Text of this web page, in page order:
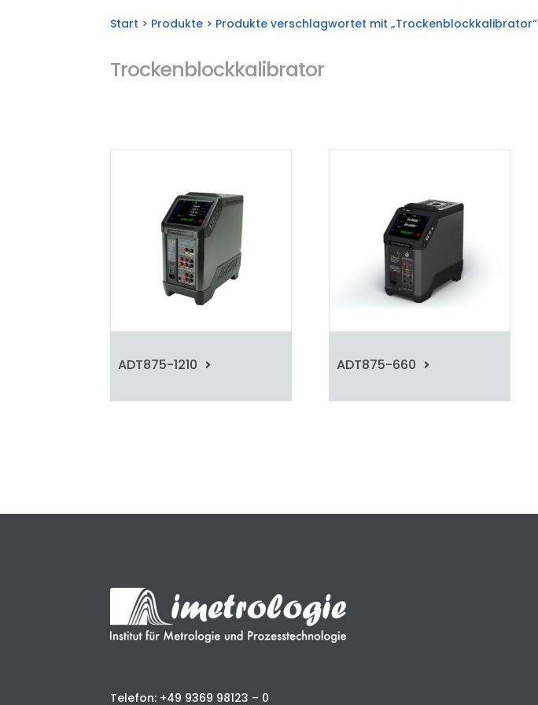
Start > Produkte > Produkte verschlagwortet mit „Trockenblockkalibrator“
Trockenblockkalibrator
ADT875-1210 ADT875-660
Telefon: +49 9369 98123 – 0